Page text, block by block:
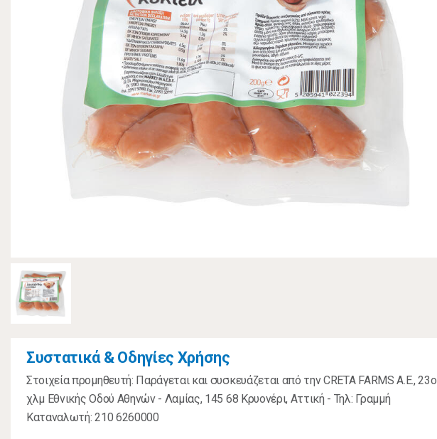
Συστατικά & Οδηγίες Χρήσης
Στοιχεία προμηθευτή: Παράγεται και συσκευάζεται από την CRETA FARMS Α.Ε., 23ο
χλμ Εθνικής Οδού Αθηνών - Λαμίας, 145 68 Κρυονέρι, Αττική - Τηλ: Γραμμή
Καταναλωτή: 210 6260000